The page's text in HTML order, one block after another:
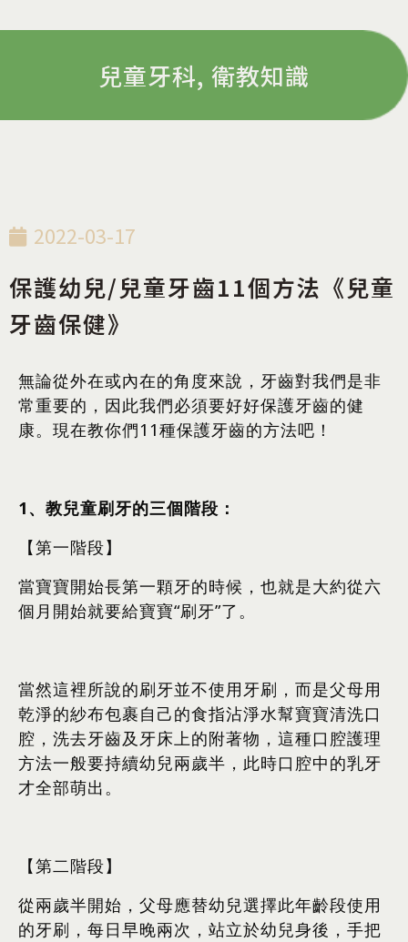
兒童牙科, 衛教知識
2022-03-17
保護幼兒/兒童牙齒11個方法《兒童
牙齒保健》
無論從外在或內在的角度來說，牙齒對我們是非
常重要的，因此我們必須要好好保護牙齒的健
康。現在教你們11種保護牙齒的方法吧！
1 、教兒童刷牙的三個階段：
【第一階段】
當寶寶開始長第一顆牙的時候，也就是大約從六
個月開始就要給寶寶“刷牙”了。
當然這裡所說的刷牙並不使用牙刷，而是父母用
乾淨的紗布包裹自己的食指沾淨水幫寶寶清洗口
腔，洗去牙齒及牙床上的附著物，這種口腔護理
方法一般要持續幼兒兩歲半，此時口腔中的乳牙
才全部萌出。
【第二階段】
從兩歲半開始，父母應替幼兒選擇此年齡段使用
的牙刷，每日早晚兩次，站立於幼兒身後，手把